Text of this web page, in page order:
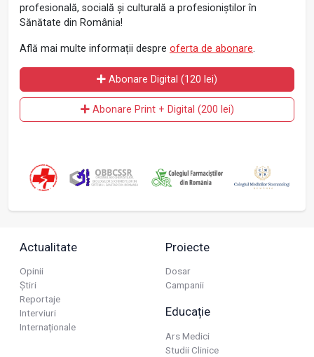
profesională, socială și culturală a profesioniștilor în
Sănătate din România!
Află mai multe informații despre oferta de abonare.
Abonare Digital (120 lei)
Abonare Print + Digital (200 lei)
Actualitate
Opinii
Știri
Reportaje
Interviuri
Internaționale
Proiecte
Dosar
Campanii
Educație
Ars Medici
Studii Clinice